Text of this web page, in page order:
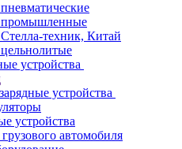
промышленные
техник, Китай
устройства
устройства
устройства
автомобиля